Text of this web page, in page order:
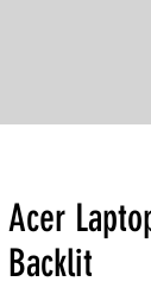
Acer
Backlit